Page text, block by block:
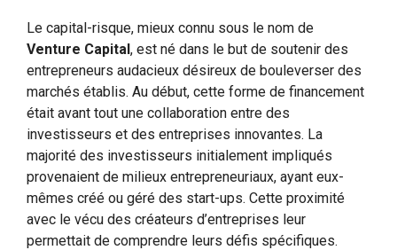
Le capital-risque, mieux connu sous le nom de
Venture Capital, est né dans le but de soutenir des
entrepreneurs audacieux désireux de bouleverser des
marchés établis. Au début, cette forme de financement
était avant tout une collaboration entre des
investisseurs et des entreprises innovantes. La
majorité des investisseurs initialement impliqués
provenaient de milieux entrepreneuriaux, ayant eux-
mêmes créé ou géré des start-ups. Cette proximité
avec le vécu des créateurs d’entreprises leur
permettait de comprendre leurs défis spécifiques.